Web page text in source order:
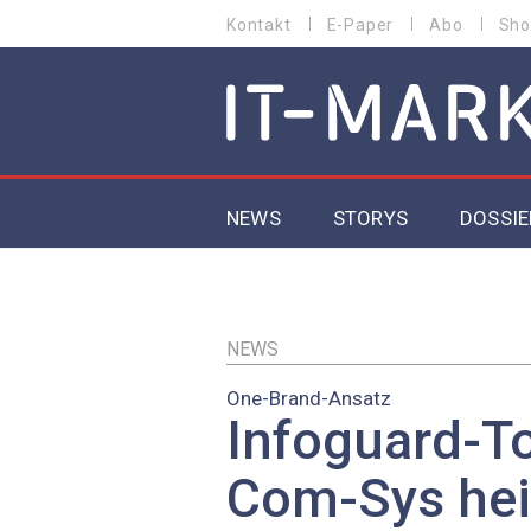
zum
MENU
Kontakt E-Paper Abo
MAIN NAVIGATION
NEWS STORYS
EU-
NEWS
One-Brand-Ansatz
Infoguard-
Com-Sys